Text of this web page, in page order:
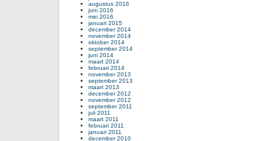
augustus 2016
juni 2016
mei 2016
januari 2015
december 2014
november 2014
oktober 2014
september 2014
juni 2014
maart 2014
februari 2014
november 2013
september 2013
maart 2013
december 2012
november 2012
september 2011
juli 2011
maart 2011
februari 2011
januari 2011
december 2010